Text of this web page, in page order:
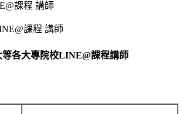
課程 講師
課程 講師
等各大專院校LINE@課程講師